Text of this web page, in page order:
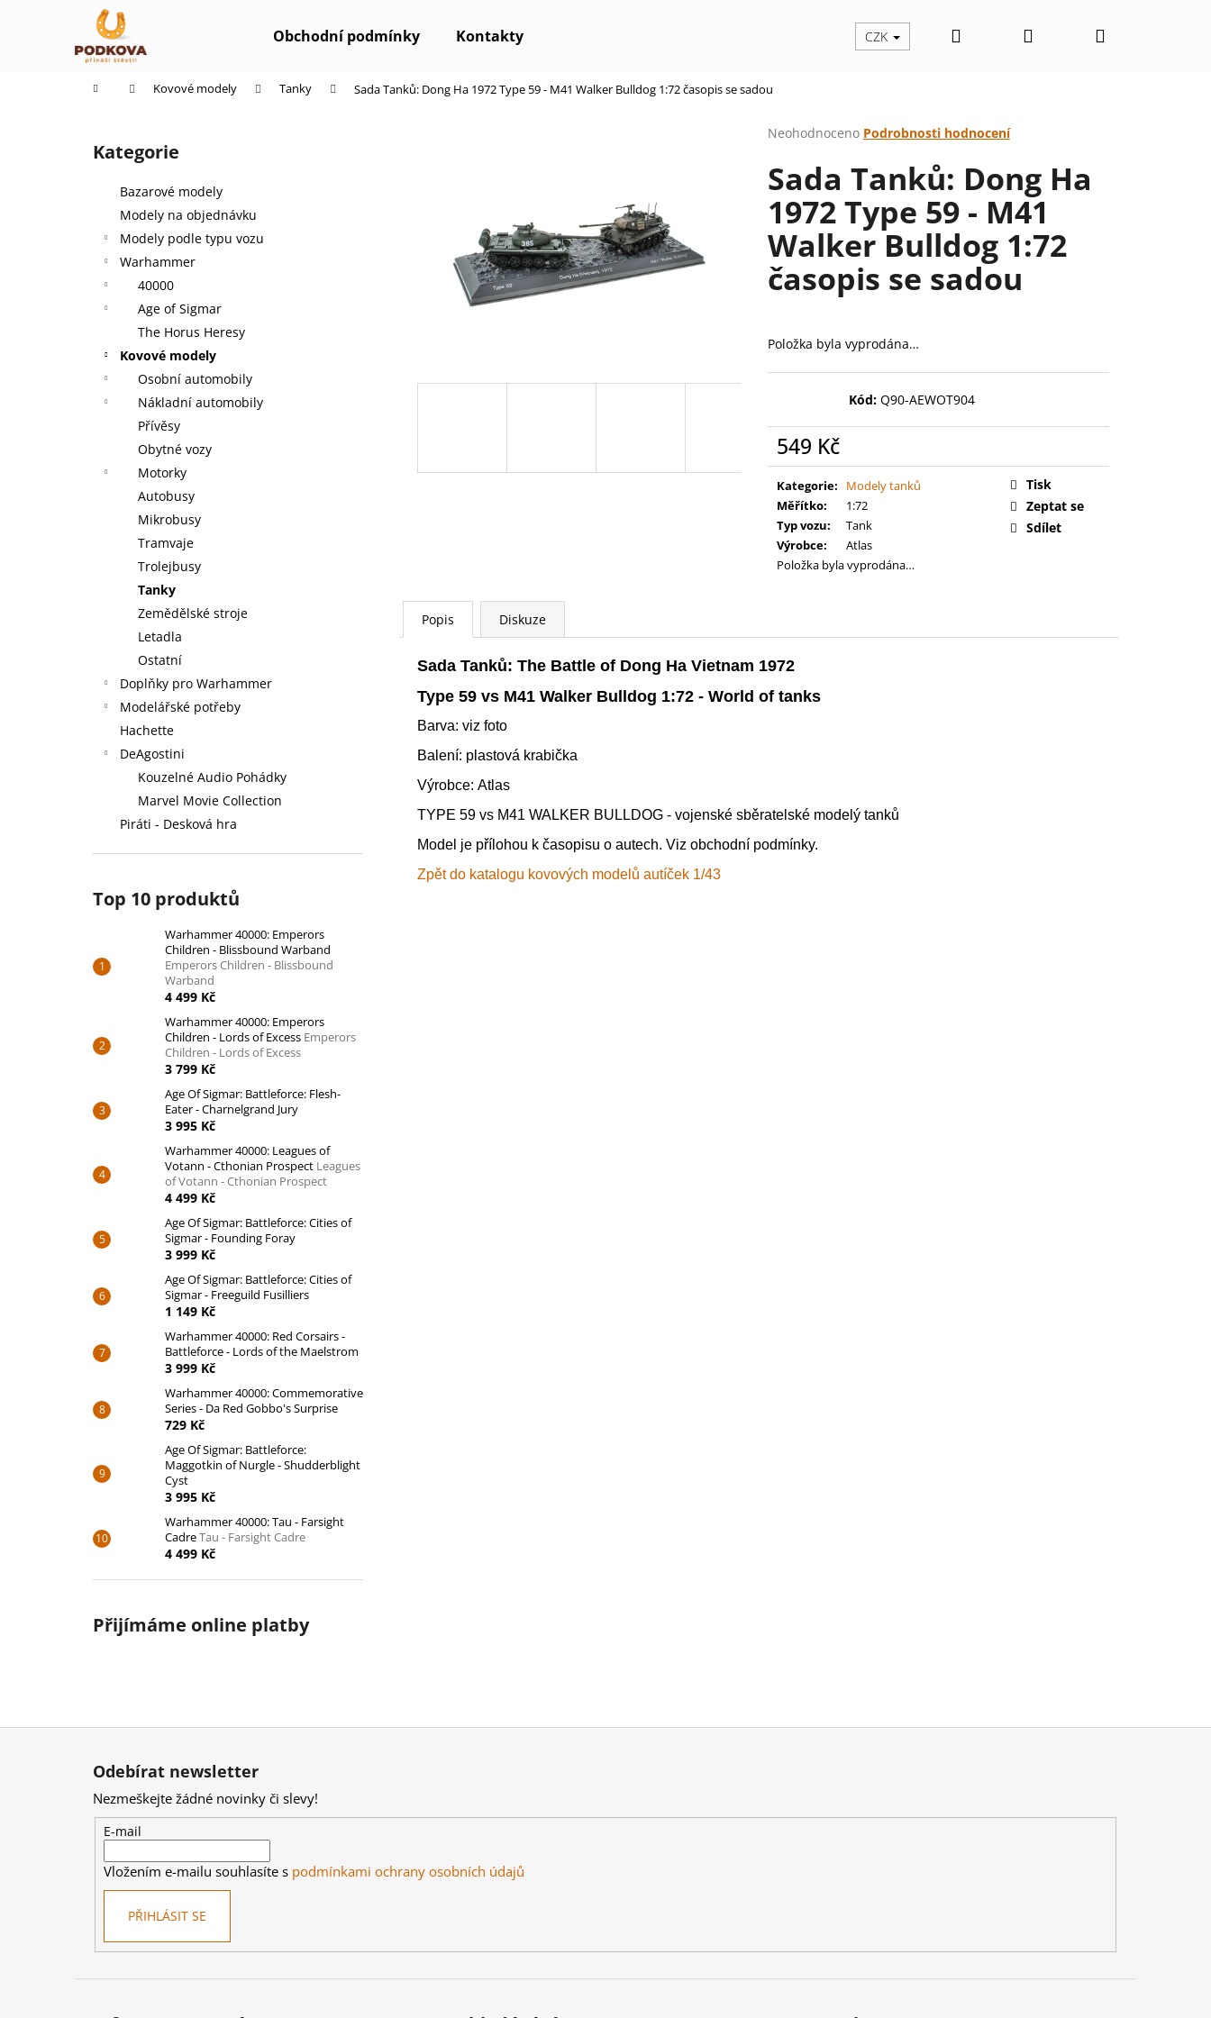
Obchodní podmínky Kontakty CZK Hledat PřihlášeníNákupní
Domů Kovové modely Tanky Sada Tanků: Dong Ha 1972 Type 59 - M41 Walker Bulldog 1:72 časopis se sadou
Přeskočit
kategorie
Kategorie
Bazarové modely
Modely na objednávku
Modely podle typu vozu
Warhammer
40000
Age of Sigmar
The Horus Heresy
Kovové modely
Osobní automobily
Nákladní automobily
Přívěsy
Obytné vozy
Motorky
Autobusy
Mikrobusy
Tramvaje
Trolejbusy
Tanky
Zemědělské stroje
Letadla
Ostatní
Doplňky pro Warhammer
Modelářské potřeby
Hachette
DeAgostini
Kouzelné Audio Pohádky
Marvel Movie Collection
Piráti - Desková hra
Top 10 produktů
Warhammer 40000: Emperors
Children - Blissbound Warband
Emperors Children - Blissbound
Warband
4 499 Kč
Warhammer 40000: Emperors
Children - Lords of Excess Emperors
Children - Lords of Excess
3 799 Kč
Age Of Sigmar: Battleforce: Flesh-
Eater - Charnelgrand Jury
3 995 Kč
Warhammer 40000: Leagues of
Votann - Cthonian Prospect Leagues
of Votann - Cthonian Prospect
4 499 Kč
Age Of Sigmar: Battleforce: Cities of
Sigmar - Founding Foray
3 999 Kč
Age Of Sigmar: Battleforce: Cities of
Sigmar - Freeguild Fusilliers
1 149 Kč
Warhammer 40000: Red Corsairs -
Battleforce - Lords of the Maelstrom
3 999 Kč
Warhammer 40000: Commemorative
Series - Da Red Gobbo's Surprise
729 Kč
Age Of Sigmar: Battleforce:
Maggotkin of Nurgle - Shudderblight
Cyst
3 995 Kč
Warhammer 40000: Tau - Farsight
CadreTau - Farsight Cadre
4 499 Kč
Přijímáme online platby
Průměrné
produktu
je
0,0
5
hvězdiček.
Neohodnoceno Podrobnosti hodnocení
Sada Tanků: Dong Ha
1972 Type 59 - M41
Walker Bulldog 1:72
časopis se sadou
Položka byla vyprodána…
Kód: Q90-AEWOT904
549 Kč
Měrná
cena:
Kategorie:
Modely tanků
Měřítko:
1:72
Typ vozu:
Tank
Výrobce:
Atlas
Položka byla vyprodána…
Tisk
Zeptat se
Sdílet
Popis Diskuze
Sada Tanků: The Battle of Dong Ha Vietnam 1972
Type 59 vs M41 Walker Bulldog 1:72 - World of tanks
Barva: viz foto
Balení: plastová krabička
Výrobce: Atlas
TYPE 59 vs M41 WALKER BULLDOG - vojenské sběratelské modelý tanků
Model je přílohou k časopisu o autech. Viz obchodní podmínky.
Zpět do katalogu kovových modelů autíček 1/43
Zpět
Zpět
Co potřebujete najít?
Doporučujeme
Následující
WARHAMMER 40000: EMPERORS
CHILDREN - BLISSBOUND WARBAND
EMPERORS CHILDREN - BLISSBOUND
WARBAND
4 499 Kč
3 799 Kč
AGE OF SIGMAR: BATTLEFORCE: FLESH-
EATER - CHARNELGRAND JURY
Z
Odebírat newsletter
Nezmeškejte žádné novinky či slevy!
E-mail
Vložením e-mailu souhlasíte s podmínkami ochrany osobních údajů
PŘIHLÁSIT SE